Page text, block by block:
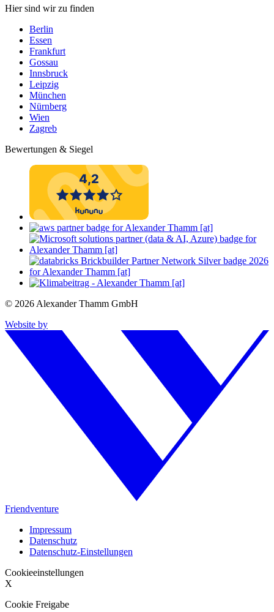
Hier sind wir zu finden
Berlin
Essen
Frankfurt
Gossau
Innsbruck
Leipzig
München
Nürnberg
Wien
Zagreb
Bewertungen & Siegel
© 2026 Alexander Thamm GmbH
Website by
Friendventure
Impressum
Datenschutz
Datenschutz-Einstellungen
Cookieeinstellungen
X
Cookie Freigabe